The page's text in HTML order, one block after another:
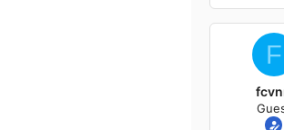
F